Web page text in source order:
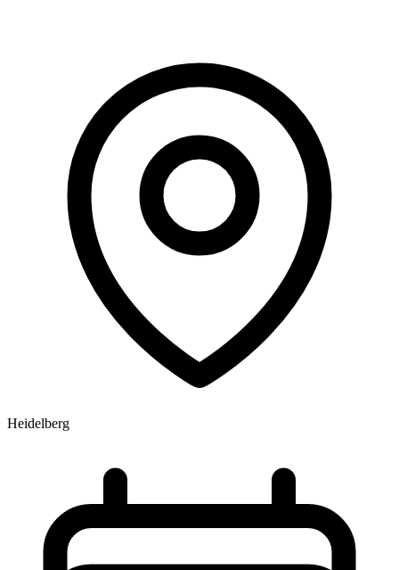
Heidelberg